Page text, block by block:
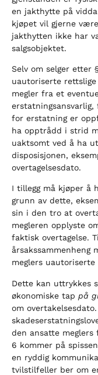
en jakthytte på
kjøpet vil gjerne
jakthytten ikke har
salgsobjektet.
Selv om selger etter
uautoriserte
megler fra et
for erstatning er
ha opptrådd i strid
uaktsomt ved å ha
disposisjonen,
overtagelsesdato.
I tillegg må kjøper å
grunn av dette,
sin i den tro at
megleren opplyste
faktisk overtagelse.
årsakssammenheng
meglers uautoriserte
Dette kan uttrykkes
økonomiske tap på
om
den ansatte
6 kommer på
en ryddig
tvilstilfeller ber om